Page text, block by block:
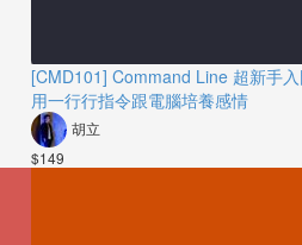
[CMD101] Command Line 超新手
用一行行指令跟電腦培養感情
胡立
$149